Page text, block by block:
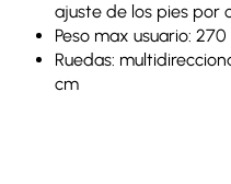
ajuste de los pies por
Peso max usuario: 270
Ruedas:
cm